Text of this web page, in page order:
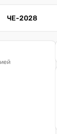
ЧЕ-2028